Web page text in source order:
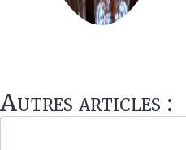
Autres articles :